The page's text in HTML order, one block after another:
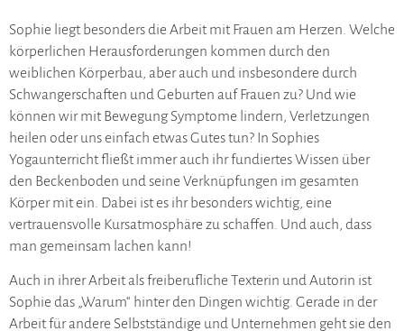
Sophie liegt besonders die Arbeit mit Frauen am Herzen. Welche
körperlichen Herausforderungen kommen durch den
weiblichen Körperbau, aber auch und insbesondere durch
Schwangerschaften und Geburten auf Frauen zu? Und wie
können wir mit Bewegung Symptome lindern, Verletzungen
heilen oder uns einfach etwas Gutes tun? In Sophies
Yogaunterricht fließt immer auch ihr fundiertes Wissen über
den Beckenboden und seine Verknüpfungen im gesamten
Körper mit ein. Dabei ist es ihr besonders wichtig, eine
vertrauensvolle Kursatmosphäre zu schaffen. Und auch, dass
man gemeinsam lachen kann!
Auch in ihrer Arbeit als freiberufliche Texterin und Autorin ist
Sophie das „Warum“ hinter den Dingen wichtig. Gerade in der
Arbeit für andere Selbstständige und Unternehmen geht sie den